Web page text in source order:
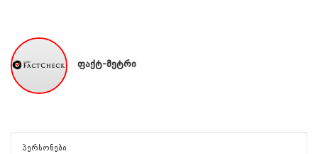
ფაქტ-მეტრი
პერსონები